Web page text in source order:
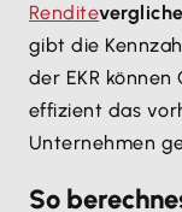
Rendite
gibt die
der EKR
effizient das
Unternehmen
So